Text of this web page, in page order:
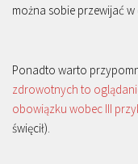
można sobie przewijać
Ponadto warto
zdrowotnych to
obowiązku wobec III
święcił).